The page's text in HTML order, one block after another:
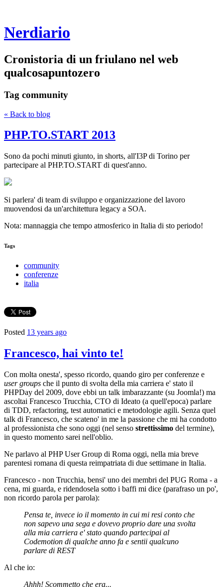
Nerdiario
Cronistoria di un friulano nel web
qualcosapuntozero
Tag community
« Back to blog
PHP.TO.START 2013
Sono da pochi minuti giunto, in shorts, all'I3P di Torino per
partecipare al PHP.TO.START di quest'anno.
Si parlera' di team di sviluppo e organizzazione del lavoro
muovendosi da un'architettura legacy a SOA.
Nota: mannaggia che tempo atmosferico in Italia di sto periodo!
Tags
community
conferenze
italia
Posted 13 years ago
Francesco, hai vinto te!
Con molta onesta', spesso ricordo, quando giro per conferenze e
user groups che il punto di svolta della mia carriera e' stato il
PHPDay del 2009, dove ebbi un talk imbarazzante (su Joomla!) ma
ascoltai Francesco Trucchia, CTO di Ideato (a quell'epoca) parlare
di TDD, refactoring, test automatici e metodologie agili. Senza quel
talk di Francesco, che scateno' in me la passione che mi ha condotto
al professionista che sono oggi (nel senso strettissimo del termine),
in questo momento sarei nell'oblio.
Ne parlavo al PHP User Group di Roma oggi, nella mia breve
parentesi romana di questa reimpatriata di due settimane in Italia.
Francesco - non Trucchia, bensi' uno dei membri del PUG Roma - a
cena, mi guarda, e ridendosela sotto i baffi mi dice (parafraso un po',
non ricordo parola per parola):
Pensa te, invece io il momento in cui mi resi conto che
non sapevo una sega e dovevo proprio dare una svolta
alla mia carriera e' stato quando partecipai al
Codemotion di qualche anno fa e sentii qualcuno
parlare di REST
Al che io:
Ahhh! Scommetto che era...